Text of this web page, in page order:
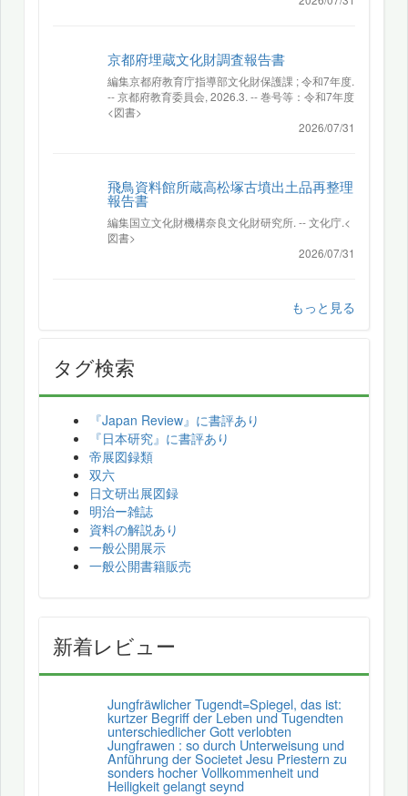
京都府埋蔵文化財調査報告書
編集京都府教育庁指導部文化財保護課 ; 令和7年度.
-- 京都府教育委員会, 2026.3. -- 巻号等：令和7年度
<図書>
2026/07/31
飛鳥資料館所蔵高松塚古墳出土品再整理
報告書
編集国立文化財機構奈良文化財研究所. -- 文化庁.<
図書>
2026/07/31
もっと見る
タグ検索
『Japan Review』に書評あり
『日本研究』に書評あり
帝展図録類
双六
日文研出展図録
明治ー雑誌
資料の解説あり
一般公開展示
一般公開書籍販売
新着レビュー
Jungfräwlicher Tugendt=Spiegel, das ist:
kurtzer Begriff der Leben und Tugendten
unterschiedlicher Gott verlobten
Jungfrawen : so durch Unterweisung und
Anführung der Societet Jesu Priestern zu
sonders hocher Vollkommenheit und
Heiligkeit gelangt seynd